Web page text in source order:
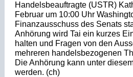
Handelsbeauftragte (USTR)
Februar um 10:00 Uhr
Finanzausschuss des Senats
Anhörung wird Tai ein kurzes
halten und Fragen von den
mehreren handelsbezogenen
Die Anhörung kann unter
werden. (ch)